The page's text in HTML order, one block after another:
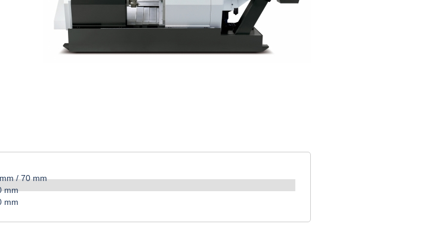
/ 70 mm
mm
mm